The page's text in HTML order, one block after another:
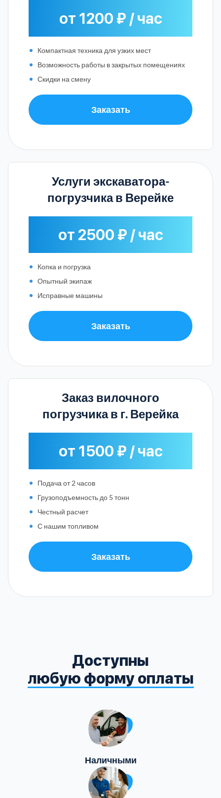
от 1200 ₽ / час
Компактная техника для узких мест
Возможность работы в закрытых помещениях
Скидки на смену
Заказать
Услуги экскаватора-
погрузчика в Верейке
от 2500 ₽ / час
Копка и погрузка
Опытный экипаж
Исправные машины
Заказать
Заказ вилочного
погрузчика в г. Верейка
от 1500 ₽ / час
Подача от 2 часов
Грузоподъемность до 5 тонн
Честный расчет
С нашим топливом
Заказать
Доступны
любую форму оплаты
Наличными